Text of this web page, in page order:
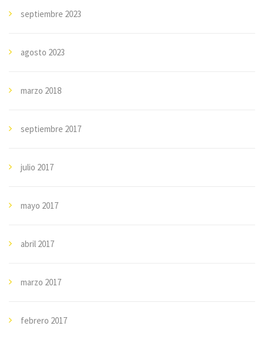
septiembre 2023
agosto 2023
marzo 2018
septiembre 2017
julio 2017
mayo 2017
abril 2017
marzo 2017
febrero 2017